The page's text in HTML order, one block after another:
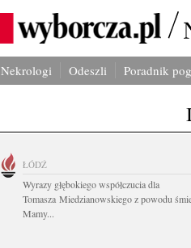
Nekrologi Odeszli Poradnik
ŁÓDŹ
Wyrazy głębokiego współczucia dla
Tomasza Miedzianowskiego z powodu
Mamy...